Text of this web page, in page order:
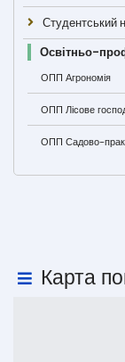
Студентський
Освітньо-
ОПП Агрономія
ОПП Лісове
ОПП Садово-
Карта